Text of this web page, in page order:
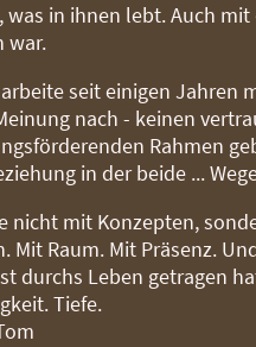
was in ihnen lebt. Auch mit
war.
seit einigen Jahren
nach - keinen
Rahmen
in der beide ...
nicht mit Konzepten,
Mit Raum. Mit Präsenz.
durchs Leben getragen
Tiefe.